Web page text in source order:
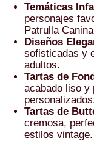
Temáticas
personajes
Patrulla
Diseños
sofisticadas y
adultos.
Tartas de
acabado liso y
Tartas de
cremosa,
estilos vintage.